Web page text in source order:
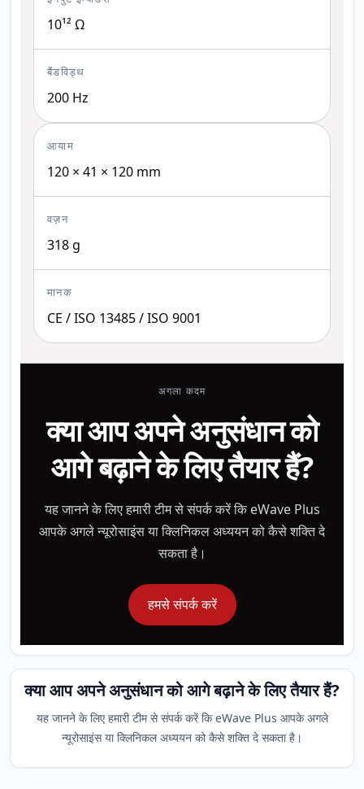
10¹² Ω
बैंडविड्थ
200 Hz
आयाम
120 × 41 × 120 mm
वज़न
318 g
मानक
CE / ISO 13485 / ISO 9001
अगला कदम
क्या आप अपने अनुसंधान को
आगे बढ़ाने के लिए तैयार हैं?
यह जानने के लिए हमारी टीम से संपर्क करें कि eWave Plus
आपके अगले न्यूरोसाइंस या क्लिनिकल अध्ययन को कैसे शक्ति दे
सकता है।
हमसे संपर्क करें
क्या आप अपने अनुसंधान को आगे बढ़ाने के लिए तैयार हैं?
यह जानने के लिए हमारी टीम से संपर्क करें कि eWave Plus आपके अगले
न्यूरोसाइंस या क्लिनिकल अध्ययन को कैसे शक्ति दे सकता है।